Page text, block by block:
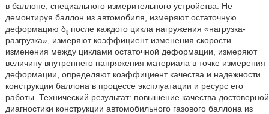
в баллоне, специального измерительного устройства. Не
демонтируя баллон из автомобиля, измеряют остаточную
деформацию δijпосле каждого цикла нагружения «нагрузка-
разгрузка», измеряют коэффициент изменения скорости
изменения между циклами остаточной деформации, измеряют
величину внутреннего напряжения материала в точке измерения
деформации, определяют коэффициент качества и надежности
конструкции баллона в процессе эксплуатации и ресурс его
работы. Технический результат: повышение качества достоверной
диагностики конструкции автомобильного газового баллона из